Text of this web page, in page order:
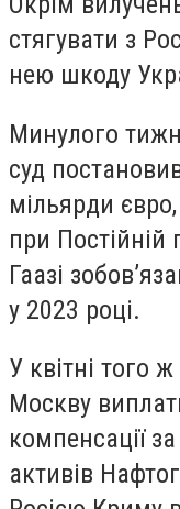
стягувати з
нею шкоду
Минулого
суд
мільярди
при Постійній
Гаазі
у 2023 році.
У квітні того
Москву
компенсації
активів